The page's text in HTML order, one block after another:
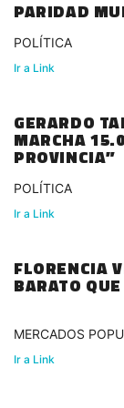
PARIDAD
POLÍTICA
Ir a Link
GERARDO
MARCHA
PROVINCIA”
POLÍTICA
Ir a Link
FLORENCIA
BARATO
MERCADOS
Ir a Link